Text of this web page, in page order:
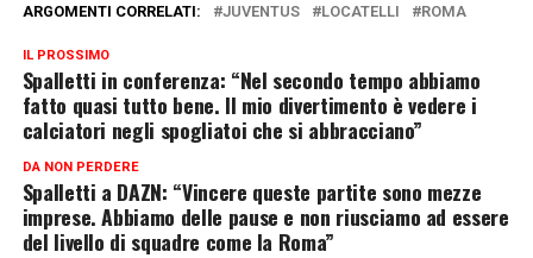
ARGOMENTI CORRELATI: JUVENTUS LOCATELLI ROMA
IL PROSSIMO
Spalletti in conferenza: “Nel secondo tempo abbiamo
fatto quasi tutto bene. Il mio divertimento è vedere i
calciatori negli spogliatoi che si abbracciano”
DA NON PERDERE
Spalletti a DAZN: “Vincere queste partite sono mezze
imprese. Abbiamo delle pause e non riusciamo ad essere
del livello di squadre come la Roma”